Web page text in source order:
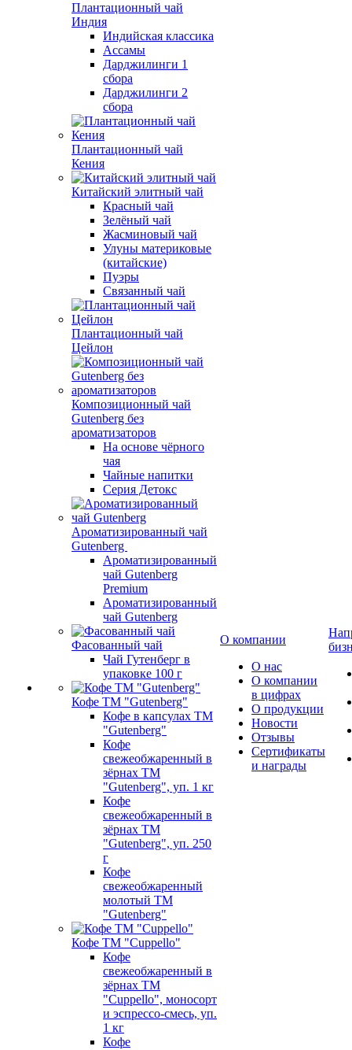
Плантационный чай
Индия
Индийская классика
Ассамы
Дарджилинги 1
сбора
Дарджилинги 2
сбора
Плантационный чай
Кения
Китайский элитный чай
Красный чай
Зелёный чай
Жасминовый чай
Улуны материковые
(китайские)
Пуэры
Связанный чай
Плантационный чай
Цейлон
Композиционный чай
Gutenberg без
ароматизаторов
На основе чёрного
чая
Чайные напитки
Серия Детокс
Ароматизированный чай
Gutenberg
Ароматизированный
чай Gutenberg
Premium
Ароматизированный
чай Gutenberg
Фасованный чай
Чай Гутенберг в
упаковке 100 г
Кофе ТМ "Gutenberg"
Кофе в капсулах ТМ
"Gutenberg"
Кофе
свежеобжаренный в
зёрнах ТМ
"Gutenberg", уп. 1 кг
Кофе
свежеобжаренный в
зёрнах ТМ
"Gutenberg", уп. 250
г
Кофе
свежеобжаренный
молотый ТМ
"Gutenberg"
Кофе ТМ "Cuppello"
Кофе
свежеобжаренный в
зёрнах ТМ
"Cuppello", моносорт
и эспрессо-смесь, уп.
1 кг
Кофе
О компании
О нас
О компании
в цифрах
О продукции
Новости
Отзывы
Сертификаты
и награды